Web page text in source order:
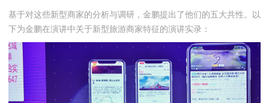
基于对这些新型商家的分析与调研，金鹏提出了他们的五大共性。以
下为金鹏在演讲中关于新型旅游商家特征的演讲实录：